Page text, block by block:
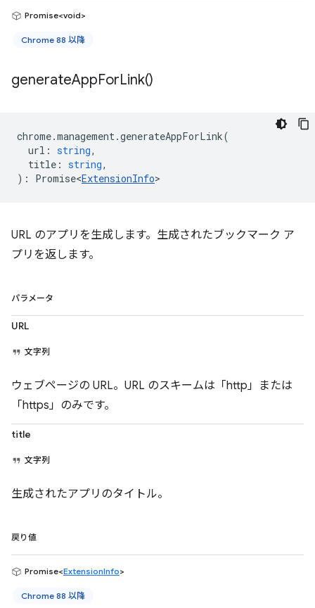
Promise<void>
Chrome 88 以降
generateAppForLink()
chrome.management.generateAppForLink(
url : string,
title : string,
) : Promise<ExtensionInfo>
URL のアプリを生成します。生成されたブックマーク ア
プリを返します。
パラメータ
URL
文字列
ウェブページの URL。URL のスキームは「http」または
「https」のみです。
title
文字列
生成されたアプリのタイトル。
戻り値
Promise<ExtensionInfo>
Chrome 88 以降